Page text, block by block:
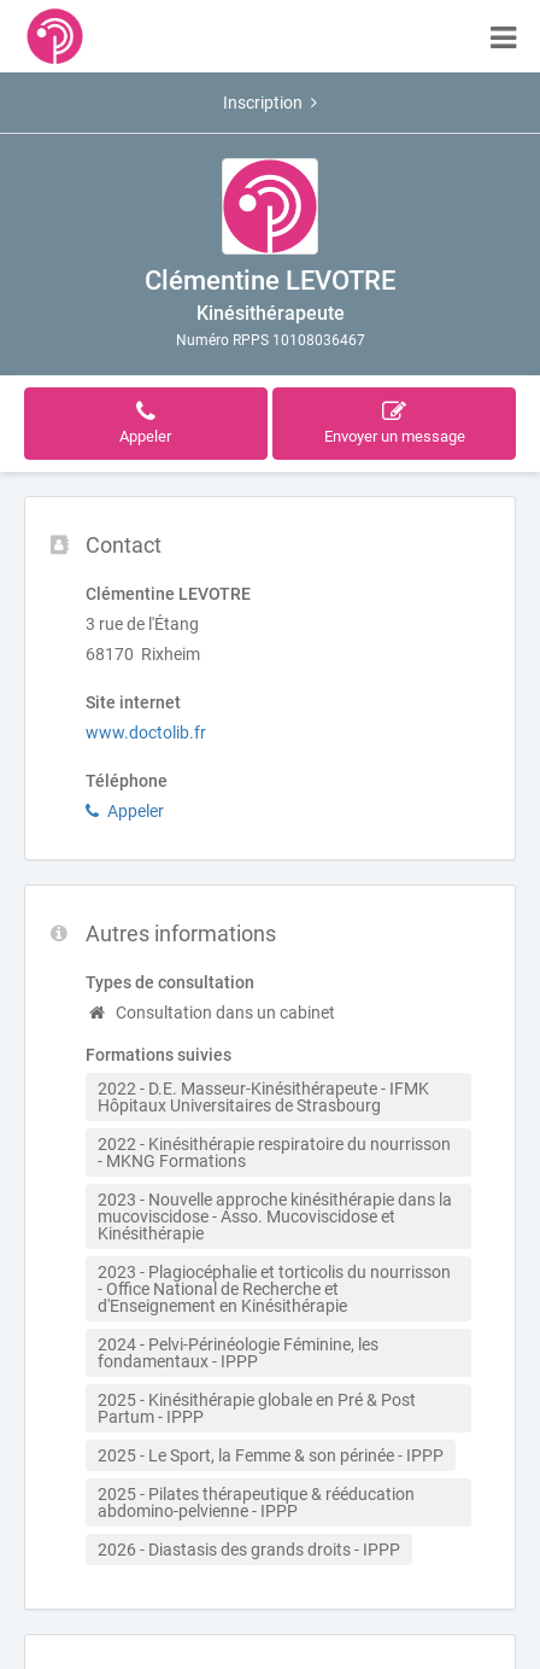
Inscription
Clémentine LEVOTRE
Kinésithérapeute
Numéro RPPS 10108036467
Appeler Envoyer un message
Contact
Clémentine LEVOTRE
3 rue de l'Étang
68170 Rixheim
Site internet
www.doctolib.fr
Téléphone
Appeler
Autres informations
Types de consultation
Consultation dans un cabinet
Formations suivies
2022 - D.E. Masseur-Kinésithérapeute - IFMK
Hôpitaux Universitaires de Strasbourg
2022 - Kinésithérapie respiratoire du nourrisson
- MKNG Formations
2023 - Nouvelle approche kinésithérapie dans la
mucoviscidose - Asso. Mucoviscidose et
Kinésithérapie
2023 - Plagiocéphalie et torticolis du nourrisson
- Office National de Recherche et
d'Enseignement en Kinésithérapie
2024 - Pelvi-Périnéologie Féminine, les
fondamentaux - IPPP
2025 - Kinésithérapie globale en Pré & Post
Partum - IPPP
2025 - Le Sport, la Femme & son périnée - IPPP
2025 - Pilates thérapeutique & rééducation
abdomino-pelvienne - IPPP
2026 - Diastasis des grands droits - IPPP